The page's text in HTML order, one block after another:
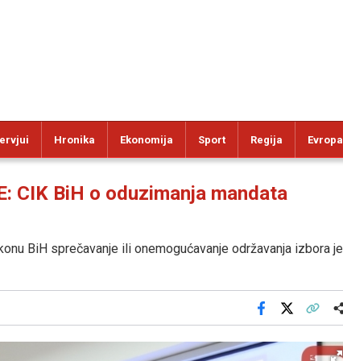
Hronika Ekonomija Sport Regija Evropa
CIK BiH o oduzimanja mandata
BiH sprečavanje ili onemogućavanje održavanja izbora je
Facebook